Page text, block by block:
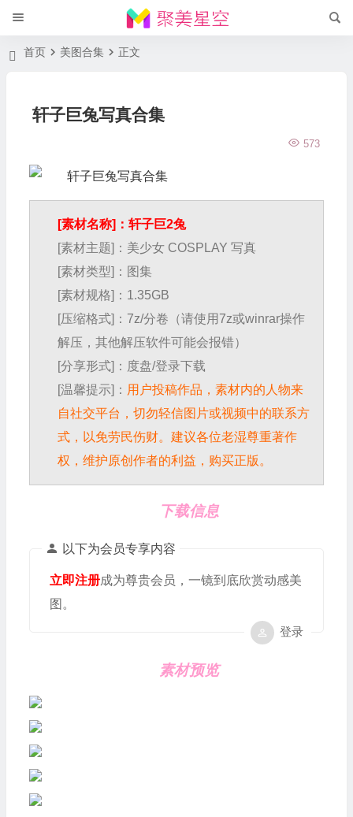
首页 美图合集 正文
轩子巨兔写真合集
573
[素材名称]：轩子巨2兔
[素材主题]：美少女 COSPLAY 写真
[素材类型]：图集
[素材规格]：1.35GB
[压缩格式]：7z/分卷（请使用7z或winrar操作
解压，其他解压软件可能会报错）
[分享形式]：度盘/登录下载
[温馨提示]： 用户投稿作品，素材内的人物来
自社交平台，切勿轻信图片或视频中的联系方
式，以免劳民伤财。建议各位老湿尊重著作
权，维护原创作者的利益，购买正版。
下载信息
以下为会员专享内容
立即注册成为尊贵会员，一镜到底欣赏动感美
图。
登录
素材预览